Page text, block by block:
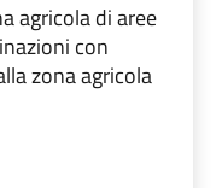
agricola di aree
con
zona agricola